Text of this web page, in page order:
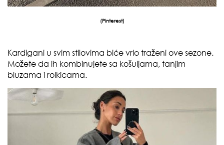
(Pinterest)
Kardigani u svim stilovima biće vrlo traženi ove sezone.
Možete da ih kombinujete sa košuljama, tanjim
bluzama i rolkicama.